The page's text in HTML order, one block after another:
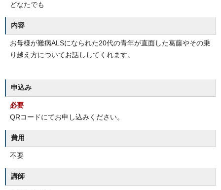
どなたでも
内容
お母様が難病ALSになられた20代の青年が直面した葛藤やその乗
り越え方についてお話ししてくれます。
申込み
必要
QRコードにてお申し込みください。
費用
不要
講師